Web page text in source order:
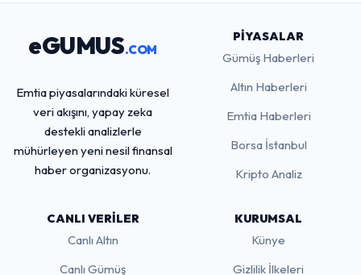
eGUMUS.COM
Emtia piyasalarındaki küresel
veri akışını, yapay zeka
destekli analizlerle
mühürleyen yeni nesil finansal
haber organizasyonu.
PIYASALAR
Gümüş Haberleri
Altın Haberleri
Emtia Haberleri
Borsa İstanbul
Kripto Analiz
CANLI VERILER
Canlı Altın
Canlı Gümüş
KURUMSAL
Künye
Gizlilik İlkeleri